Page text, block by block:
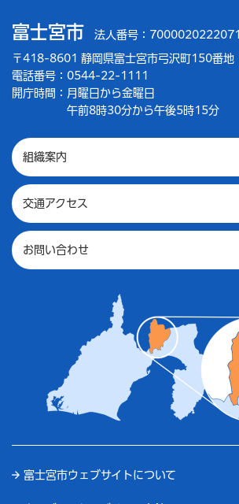
富士宮市 法人番号：7000020222071
〒418-8601 静岡県富士宮市弓沢町150番地
電話番号：0544-22-1111
開庁時間： 月曜日から金曜日
午前8時30分から午後5時15分
組織案内
交通アクセス
お問い合わせ
富士宮市ウェブサイトについて